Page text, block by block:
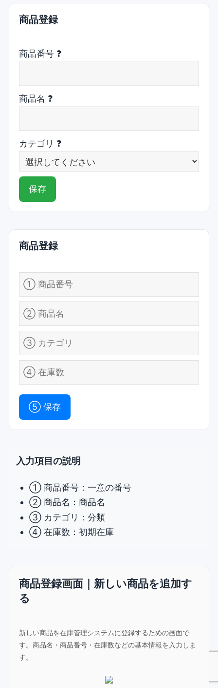
商品登録
商品番号 ❓
商品名 ❓
カテゴリ ❓
保存
商品登録
⑤ 保存
入力項目の説明
① 商品番号：一意の番号
② 商品名：商品名
③ カテゴリ：分類
④ 在庫数：初期在庫
商品登録画面｜新しい商品を追加す
る
新しい商品を在庫管理システムに登録するための画面で
す。商品名・商品番号・在庫数などの基本情報を入力しま
す。